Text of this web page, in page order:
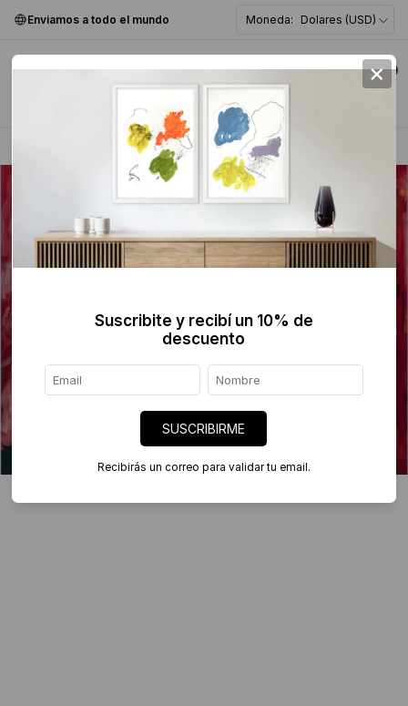
Enviamos a todo el mundo Moneda: Dolares (USD)
0
Abstracta >
×
Suscribite y recibí un 10% de
descuento
SUSCRIBIRME
Recibirás un correo para validar tu email.